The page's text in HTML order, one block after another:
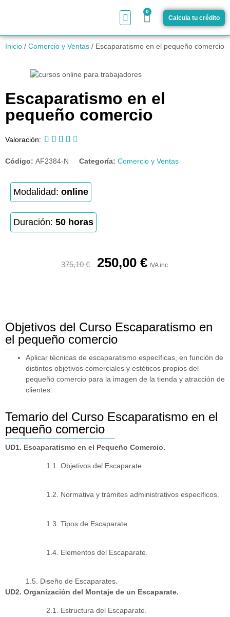
0
Calcula tu crédito
Inicio / Comercio y Ventas / Escaparatismo en el pequeño comercio
Escaparatismo en el
pequeño comercio
Valoración:     
Código: AF2384-N Categoría: Comercio y Ventas
Modalidad: online
Duración: 50 horas
375,10€ 250,00 € IVA inc.
Objetivos del Curso Escaparatismo en
el pequeño comercio
Aplicar técnicas de escaparatismo específicas, en función de
distintos objetivos comerciales y estéticos propios del
pequeño comercio para la imagen de la tienda y atracción de
clientes.
Temario del Curso Escaparatismo en el
pequeño comercio
UD1. Escaparatismo en el Pequeño Comercio.
1.1. Objetivos del Escaparate.
1.2. Normativa y trámites administrativos específicos.
1.3. Tipos de Escaparate.
1.4. Elementos del Escaparate.
1.5. Diseño de Escaparates.
UD2. Organización del Montaje de un Escaparate.
2.1. Estructura del Escaparate.